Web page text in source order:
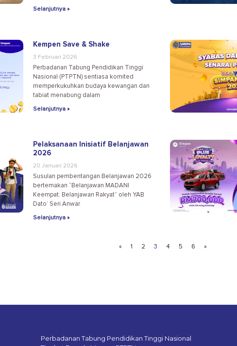
Selanjutnya »
Kempen Save & Shake
3 Februari 2026
Perbadanan Tabung Pendidikan Tinggi
Nasional (PTPTN) sentiasa komited
memperkukuhkan budaya kewangan dan
tabiat menabung dalam
Selanjutnya »
Pelaksanaan Inisiatif Belanjawan
2026
20 Januari 2026
Susulan pembentangan Belanjawan 2026
bertemakan “Belanjawan MADANI
Keempat: Belanjawan Rakyat” oleh YAB
Dato’ Seri Anwar
Selanjutnya »
« 1 2 3 4 5 6 »
Perbadanan Tabung Pendidikan Tinggi Nasional